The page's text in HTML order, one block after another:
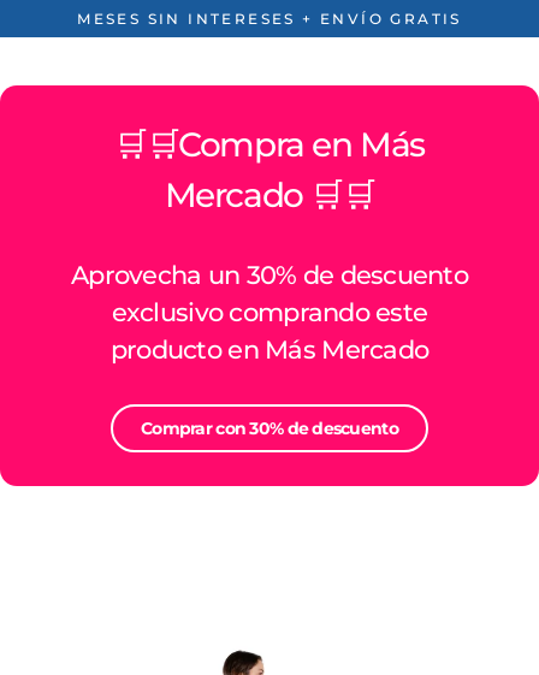
directamente
contenido
MESES SIN INTERESES + ENVÍO GRATIS
🛒🛒Compra en Más
Mercado 🛒🛒
Aprovecha un 30% de descuento
exclusivo comprando este
producto en Más Mercado
Comprar con 30% de descuento